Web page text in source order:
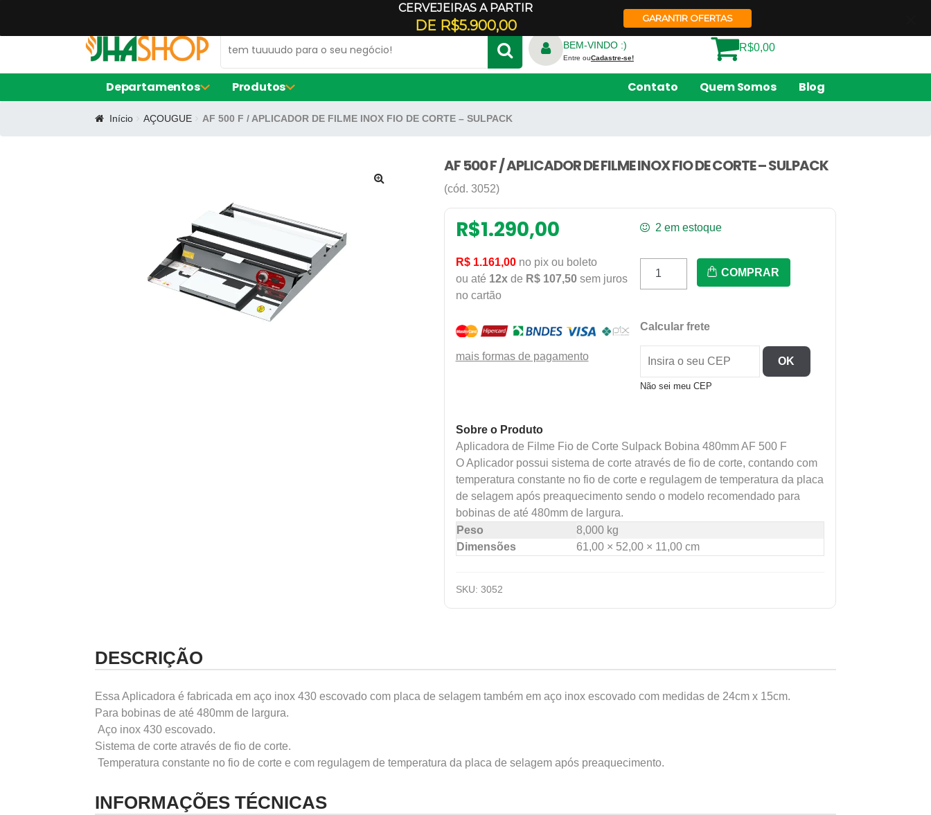
CERVEJEIRAS A PARTIR
DE R$5.900,00 GARANTIR OFERTAS Quem Somos
BEM-VINDO :)
Entre ouCadastre-se!
R$0,00
Departamentos
AMACIADOR DE CARNE
CAFETEIRAS
FORNO ELÉTRICO
FORMA DE SILICONE
FORMA REDONDA
FORMINHAS
FORNO TURBO
FORNO REFRATÁRIO
GELADEIRA COMERCIAL
PANELA DE FERRO
REFRESQUEIRA
Produtos Contato Quem Somos Blog
Início AÇOUGUE AF 500 F / APLICADOR DE FILME INOX FIO DE CORTE – SULPACK
AF 500 F / APLICADOR DE FILME INOX FIO DE CORTE – SULPACK
(cód. 3052)
R$1.290,00
R$ 1.161,00no pix ou boleto
ou até 12xde R$ 107,50sem juros
no cartão
mais formas de pagamento
2 em estoque
APLICADOR
DE
FILME
INOX
-
SULPACK
quantidade
COMPRAR
Calcular frete
OK
Não sei meu CEP
Sobre o Produto
Aplicadora de Filme Fio de Corte Sulpack Bobina 480mm AF 500 F
O Aplicador possui sistema de corte através de fio de corte, contando com
temperatura constante no fio de corte e regulagem de temperatura da placa
de selagem após preaquecimento sendo o modelo recomendado para
bobinas de até 480mm de largura.
Peso
8,000 kg
Dimensões
61,00 × 52,00 × 11,00 cm
SKU: 3052
DESCRIÇÃO
Essa Aplicadora é fabricada em aço inox 430 escovado com placa de selagem também em aço inox escovado com medidas de 24cm x 15cm.
Para bobinas de até 480mm de largura.
Aço inox 430 escovado.
Sistema de corte através de fio de corte.
Temperatura constante no fio de corte e com regulagem de temperatura da placa de selagem após preaquecimento.
INFORMAÇÕES TÉCNICAS